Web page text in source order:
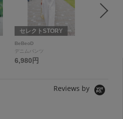
セレクトSTORY
BeBeoD
デニムパンツ
6,980円
Reviews by